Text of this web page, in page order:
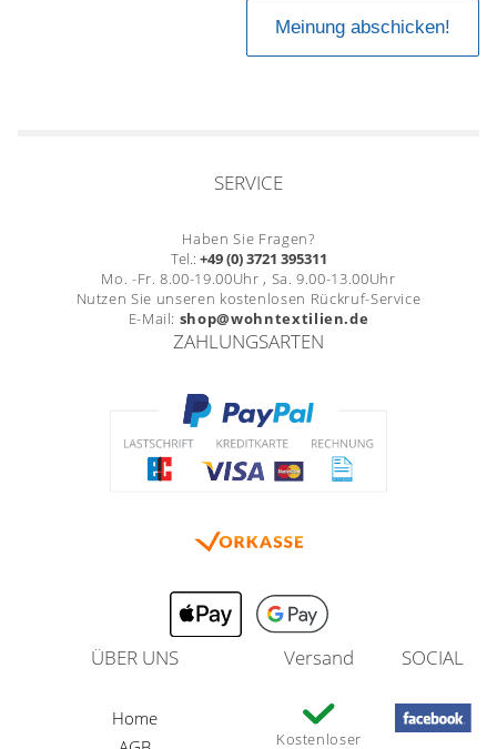
SERVICE
Haben Sie Fragen?
Tel.: +49 (0) 3721 395311
Mo. -Fr. 8.00-19.00Uhr , Sa. 9.00-13.00Uhr
Nutzen Sie unseren kostenlosen Rückruf-Service
E-Mail: shop@wohntextilien.de
ZAHLUNGSARTEN
ÜBER UNS
Home
Versand
Kostenloser
SOCIAL